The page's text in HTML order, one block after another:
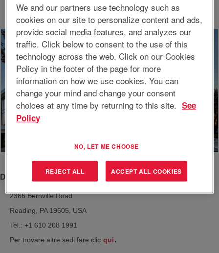
Direzione generale
2366 Bernville Road
Reading, PA 19605, USA
Tel.: +1 610 208 1991
Per trovare altre sedi fare clic qui.
We and our partners use technology such as
cookies on our site to personalize content and ads,
provide social media features, and analyzes our
traffic. Click below to consent to the use of this
technology across the web. Click on our Cookies
Policy in the footer of the page for more
information on how we use cookies. You can
change your mind and change your consent
choices at any time by returning to this site. See
Policy
NO, LET ME CHOOSE
REJECT ALL ACCEPT ALL COOKIES